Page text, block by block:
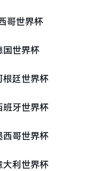
哥世界杯
世界杯
廷世界杯
牙世界杯
哥世界杯
利世界杯